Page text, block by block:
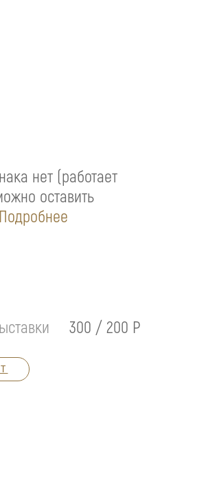
нет (работает
оставить
300 / 200 Р